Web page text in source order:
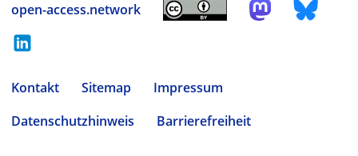
open-access.network
Kontakt Sitemap
Impressum
Datenschutzhinweis
Barrierefreiheit